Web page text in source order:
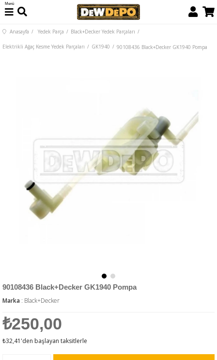
Menü
Anasayfa Yedek Parça Black+Decker Yedek Parçaları
Elektrikli Ağaç Kesme Yedek Parçaları GK1940 90108436 Black+Decker GK1940 Pompa
90108436 Black+Decker GK1940 Pompa
Marka : Black+Decker
₺250,00
₺32,41 'den başlayan taksitlerle